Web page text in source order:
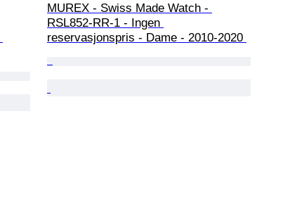
MUREX - Swiss Made Watch -
RSL852-RR-1 - Ingen
reservasjonspris - Dame - 2010-2020